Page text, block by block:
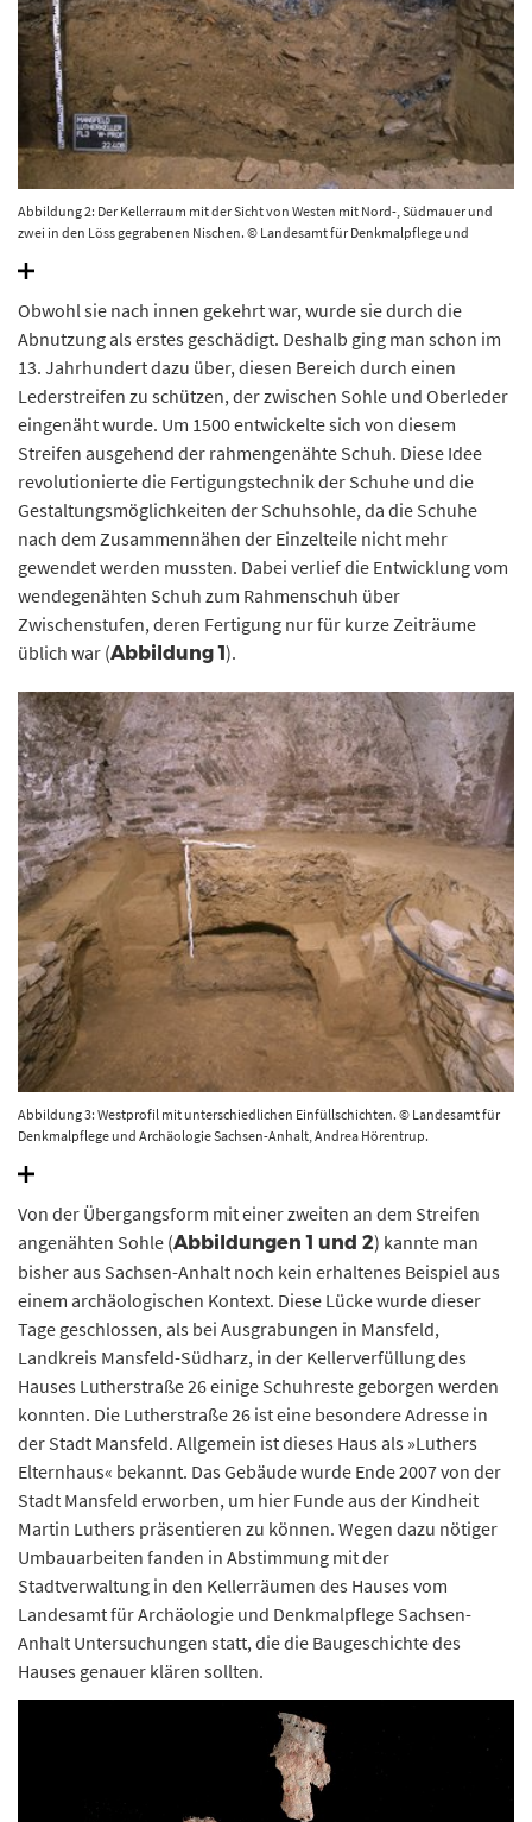
Abbildung 2: Der Kellerraum mit der Sicht von Westen mit Nord-, Südmauer und
zwei in den Löss gegrabenen Nischen. © Landesamt für Denkmalpflege und
Obwohl sie nach innen gekehrt war, wurde sie durch die
Abnutzung als erstes geschädigt. Deshalb ging man schon im
13. Jahrhundert dazu über, diesen Bereich durch einen
Lederstreifen zu schützen, der zwischen Sohle und Oberleder
eingenäht wurde. Um 1500 entwickelte sich von diesem
Streifen ausgehend der rahmengenähte Schuh. Diese Idee
revolutionierte die Fertigungstechnik der Schuhe und die
Gestaltungsmöglichkeiten der Schuhsohle, da die Schuhe
nach dem Zusammennähen der Einzelteile nicht mehr
gewendet werden mussten. Dabei verlief die Entwicklung vom
wendegenähten Schuh zum Rahmenschuh über
Zwischenstufen, deren Fertigung nur für kurze Zeiträume
üblich war (Abbildung 1 ).
Abbildung 3: Westprofil mit unterschiedlichen Einfüllschichten. © Landesamt für
Denkmalpflege und Archäologie Sachsen-Anhalt, Andrea Hörentrup.
Von der Übergangsform mit einer zweiten an dem Streifen
angenähten Sohle (Abbildungen 1 und 2) kannte man
bisher aus Sachsen-Anhalt noch kein erhaltenes Beispiel aus
einem archäologischen Kontext. Diese Lücke wurde dieser
Tage geschlossen, als bei Ausgrabungen in Mansfeld,
Landkreis Mansfeld-Südharz, in der Kellerverfüllung des
Hauses Lutherstraße 26 einige Schuhreste geborgen werden
konnten. Die Lutherstraße 26 ist eine besondere Adresse in
der Stadt Mansfeld. Allgemein ist dieses Haus als »Luthers
Elternhaus« bekannt. Das Gebäude wurde Ende 2007 von der
Stadt Mansfeld erworben, um hier Funde aus der Kindheit
Martin Luthers präsentieren zu können. Wegen dazu nötiger
Umbauarbeiten fanden in Abstimmung mit der
Stadtverwaltung in den Kellerräumen des Hauses vom
Landesamt für Archäologie und Denkmalpflege Sachsen-
Anhalt Untersuchungen statt, die die Baugeschichte des
Hauses genauer klären sollten.